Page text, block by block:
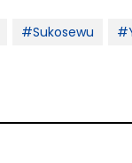
#Sukosewu